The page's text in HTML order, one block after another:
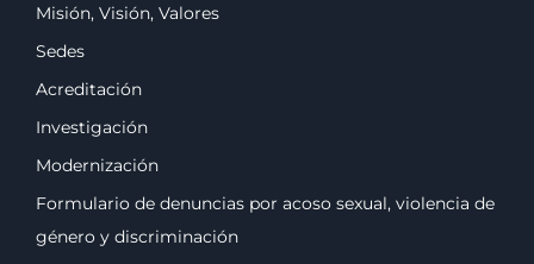
Misión, Visión, Valores
Sedes
Acreditación
Investigación
Modernización
Formulario de denuncias por acoso sexual, violencia de
género y discriminación